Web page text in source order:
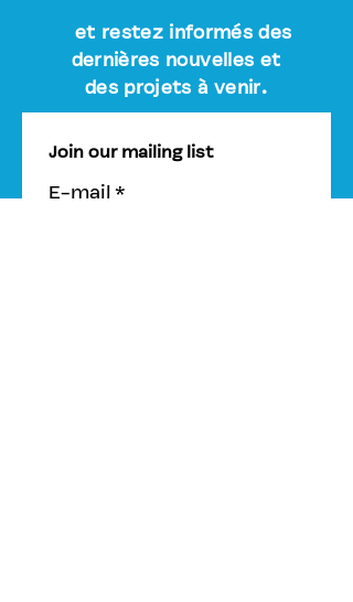
et restez informés des
dernières nouvelles et
des projets à venir.
Join our mailing list
E-mail*